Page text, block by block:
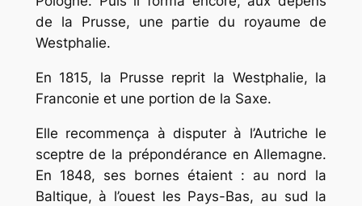
de la Prusse, une partie du royaume de
Westphalie.
En 1815, la Prusse reprit la Westphalie, la
Franconie et une portion de la Saxe.
Elle recommença à disputer à l’Autriche le
sceptre de la prépondérance en Allemagne.
En 1848, ses bornes étaient : au nord la
Baltique, à l’ouest les Pays-Bas, au sud la